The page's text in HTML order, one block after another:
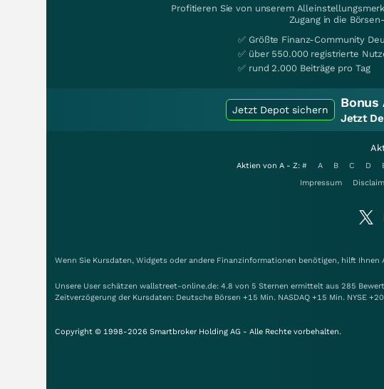
Profitieren Sie von unserem
Zugang in die
✅ Größte Finanz-Community
✅ über 550.000 registrierte
✅ rund 2.000 Beiträge pro Tag
Jetzt Depot sichern Bonus
Jetzt
Aktien von A - Z: # A B C D
Impressum
Wenn Sie Kursdaten, Widgets oder andere Finanzinformationen benötigen, hilft Ihnen
Unsere User schätzen wallstreet-online.de: 4.8 von 5 Sternen ermittelt aus 285
Zeitverzögerung der Kursdaten: Deutsche Börsen +15 Min. NASDAQ +15 Min. NYSE
Copyright © 1998-2026 Smartbroker Holding AG - Alle Rechte vorbehalten.